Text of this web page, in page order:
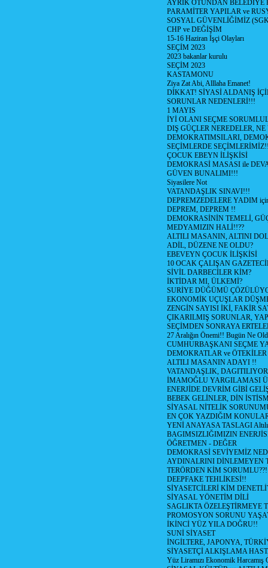
AYRIK OTUNDAN
PARAMİTER YAPILAR ve
SOSYAL GÜVENLİĞİMİZ
CHP ve DEĞİŞİM
15-16 Haziran İşçi Olayları
SEÇİM 2023
2023 bakanlar kurulu
SEÇİM 2023
KASTAMONU
Ziya Zat Abi, Alllaha Emanet!
DİKKAT! SİYASİ ALDANIŞ
SORUNLAR NEDENLERİ!!!
1 MAYIS
İYİ OLANI SEÇME
DIŞ GÜÇLER NEREDELER,
DEMOKRATIMSILARI,
SEÇİMLERDE
ÇOCUK EBEYN İLİŞKİSİ
DEMOKRASİ MASASI ile
GÜVEN BUNALIMI!!!
Siyasilere Not
VATANDAŞLIK SINAVI!!!
DEPREMZEDELERE YADIM
DEPREM, DEPREM !!
DEMOKRASİNİN TEMELİ,
MEDYAMIZIN HALİ!!??
ALTILI MASANIN, ALTINI
ADİL, DÜZENE NE OLDU?
EBEVEYN ÇOCUK İLİŞKİSİ
10 OCAK ÇALIŞAN
SİVİL DARBECİLER KİM?
İKTİDAR MI, ÜLKEMİ?
SURİYE DÜĞÜMÜ
EKONOMİK UÇUŞLAR
ZENGİN SAYISI İKİ, FAKİR
ÇIKARILMIŞ SORUNLAR,
SEÇİMDEN SONRAYA
27 Aralığın Önemi!! Bugün Ne
CUMHURBAŞKANI SEÇME
DEMOKRATLAR ve ÖTEKİLER
ALTILI MASANIN ADAYI !!
VATANDAŞLIK,
İMAMOĞLU YARGILAMASI
ENERJİDE DEVRİM GİBİ
BEBEK GELİNLER, DİN
SİYASAL NİTELİK
EN ÇOK YAZDIĞIM
YENİ ANAYASA TASLAGI Altılı
BAGIMSIZLIĞIMIZIN
ÖĞRETMEN - DEĞER
DEMOKRASİ SEVİYEMİZ
AYDINALRINI DİNLEMEYEN
TERÖRDEN KİM
DEEPFAKE TEHLİKESİ!!
SİYASETCİLERİ KİM
SİYASAL YÖNETİM DİLİ
SAGLIKTA ÖZELEŞTİRMEYE
PROMOSYON SORUNU
İKİNCİ YÜZ YILA DOĞRU!!
SUNİ SİYASET
İNGİLTERE, JAPONYA,
SİYASETÇİ ALKIŞLAMA
Yüz Liramızı Ekonomik Harcamış